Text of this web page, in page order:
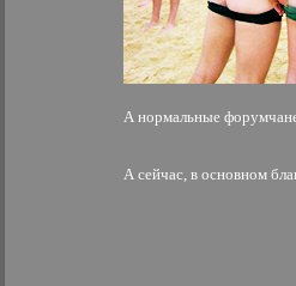
А нормальные
А сейчас, в основном